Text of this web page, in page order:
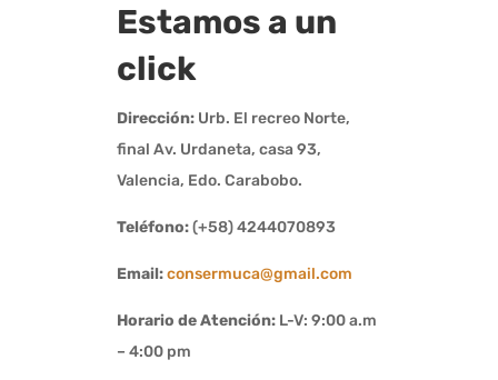
Estamos a un
click
Dirección:Urb. El recreo Norte,
final Av. Urdaneta, casa 93,
Valencia, Edo. Carabobo.
Teléfono:(+58) 4244070893
Email:consermuca@gmail.com
Horario de Atención:L-V: 9:00 a.m
– 4:00 pm